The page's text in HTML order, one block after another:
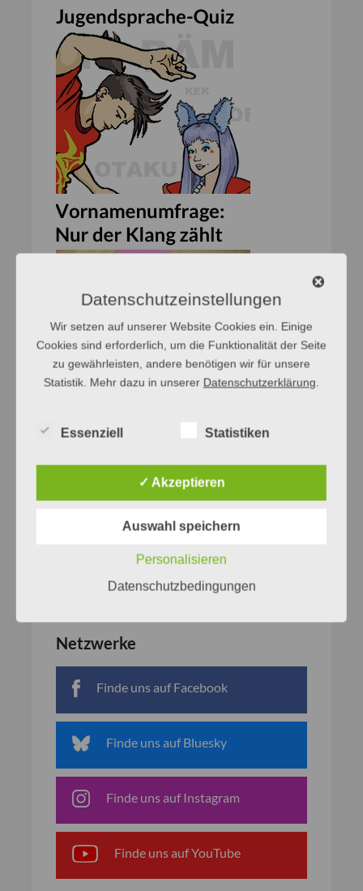
Netzwerke
Finde uns auf Facebook
Finde uns auf Bluesky
Finde uns auf Instagram
Finde uns auf YouTube
Datenschutzeinstellungen
Wir setzen auf unserer Website Cookies ein. Einige
Cookies sind erforderlich, um die Funktionalität der Seite
zu gewährleisten, andere benötigen wir für unsere
Statistik. Mehr dazu in unserer Datenschutzerklärung
Essenziell Statistiken
✓ Akzeptieren
Auswahl speichern
Personalisieren
Datenschutzbedingungen